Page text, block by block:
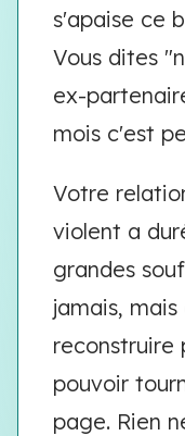
s'apaise ce
Vous dites
ex-
mois c'est
Votre
violent a
grandes
jamais,
reconstruire
pouvoir
page. Rien